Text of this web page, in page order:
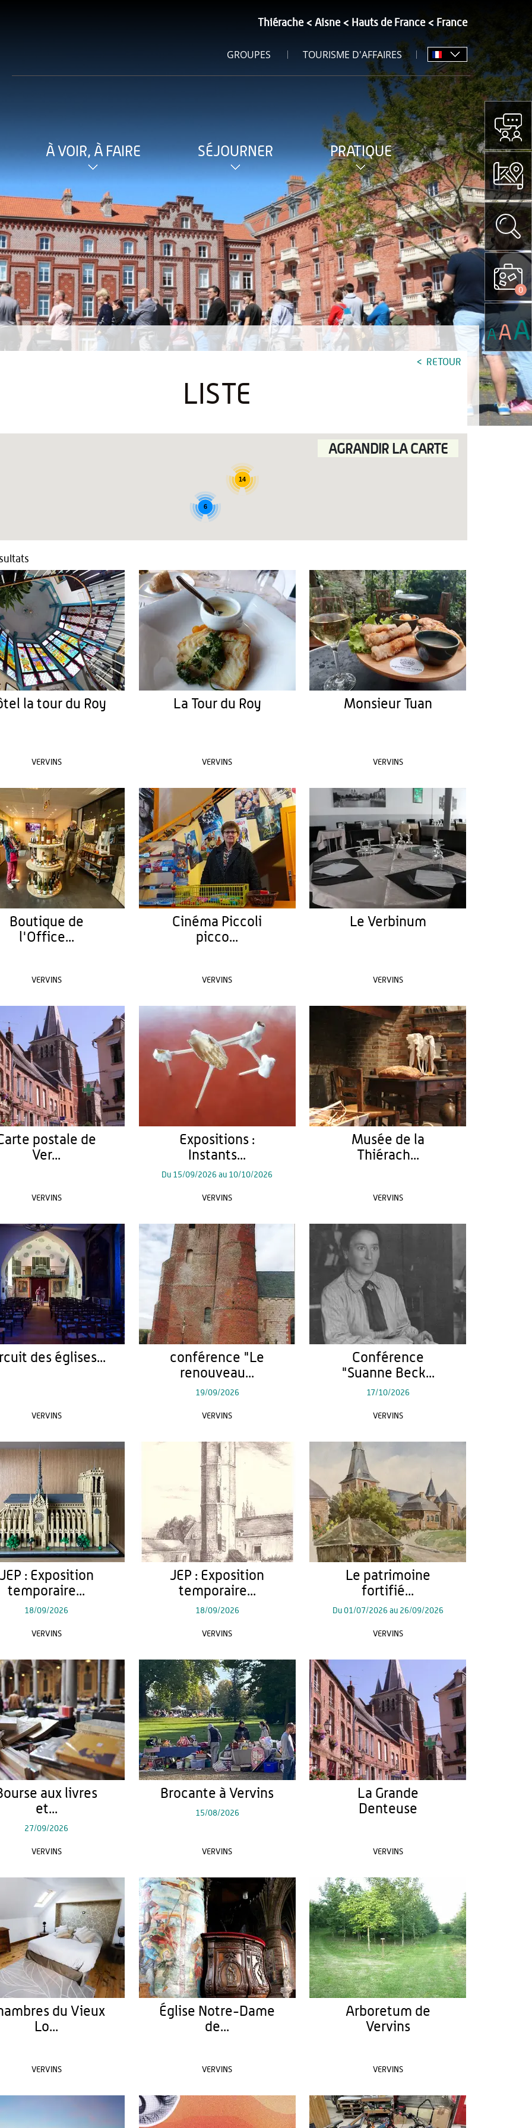
Thiérache Aisne Hauts de France France
GROUPES TOURISME D'AFFAIRES
À VOIR, À FAIRE SÉJOURNER PRATIQUE
RETOUR
LISTE
6
14
AGRANDIR LA CARTE
la tour du Roy
VERVINS
La Tour du Roy
VERVINS
Monsieur Tuan
VERVINS
Boutique de
l'Office...
VERVINS
Cinéma Piccoli
picco...
VERVINS
Le Verbinum
VERVINS
postale de
Ver...
VERVINS
Expositions :
Instants...
Du 15/09/2026 au 10/10/2026
VERVINS
Musée de la
Thiérach...
VERVINS
des églises...
VERVINS
conférence "Le
renouveau...
19/09/2026
VERVINS
Conférence
"Suanne Beck...
17/10/2026
VERVINS
: Exposition
temporaire...
18/09/2026
VERVINS
JEP : Exposition
temporaire...
18/09/2026
VERVINS
Le patrimoine
fortifié...
Du 01/07/2026 au 26/09/2026
VERVINS
aux livres
et...
27/09/2026
VERVINS
Brocante à Vervins
15/08/2026
VERVINS
La Grande
Denteuse
VERVINS
du Vieux
Lo...
VERVINS
Église Notre-Dame
de...
VERVINS
Arboretum de
Vervins
VERVINS
0
AAA